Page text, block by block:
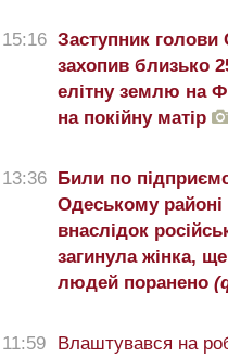
15:16 Заступник голови
захопив близько
елітну землю на
на покійну матір
13:36 Били по
Одеському районі
внаслідок
загинула жінка, ще
людей поранено
11:59
Влаштувався на